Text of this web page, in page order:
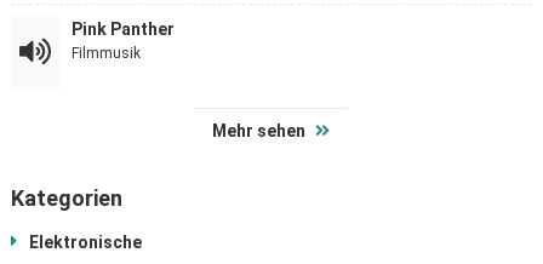
Pink Panther
Filmmusik
Mehr sehen
Kategorien
Elektronische